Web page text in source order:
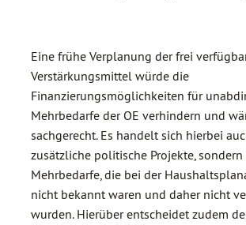
Eine frühe Verplanung der frei
Verstärkungsmittel würde die
Finanzierungsmöglichkeiten für
Mehrbedarfe der OE verhindern und
sachgerecht. Es handelt sich hierbei
zusätzliche politische Projekte,
Mehrbedarfe, die bei der
nicht bekannt waren und daher nicht
wurden. Hierüber entscheidet zudem